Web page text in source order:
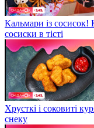
Кальмари із сосисок!
сосиски в тісті
Хрусткі і соковиті
снеку